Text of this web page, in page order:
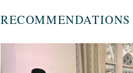
RECOMMENDATIONS